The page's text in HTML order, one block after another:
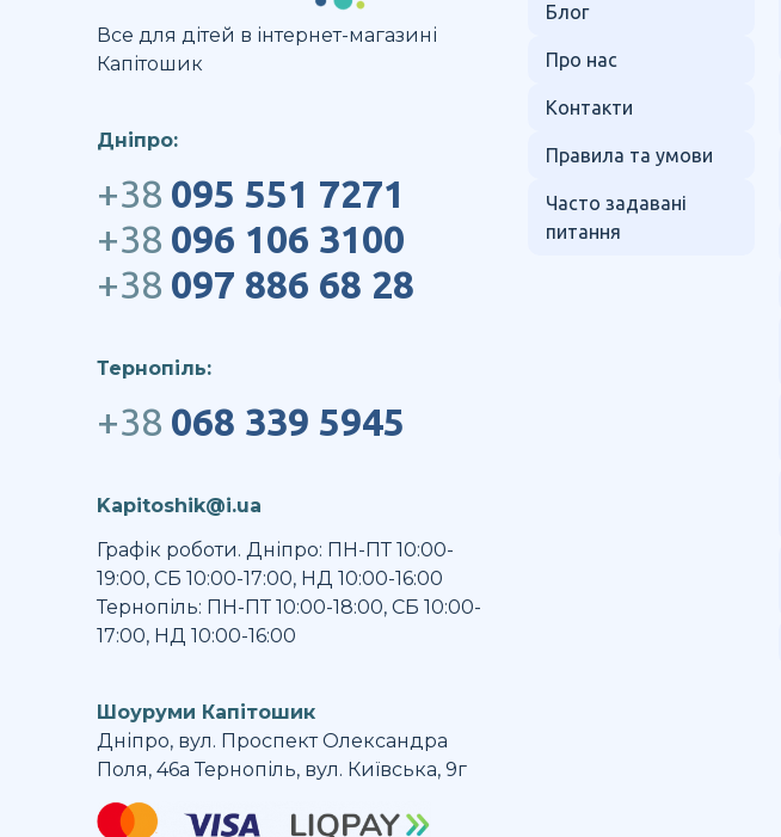
Все для дітей в інтернет-магазині
Капітошик
Дніпро:
+38 095 551 7271
+38 096 106 3100
+38 097 886 68 28
Тернопіль:
+38 068 339 5945
Kapitoshik@i.ua
Графік роботи. Дніпро: ПН-ПТ 10:00-
19:00, СБ 10:00-17:00, НД 10:00-16:00
Тернопіль: ПН-ПТ 10:00-18:00, СБ 10:00-
17:00, НД 10:00-16:00
Шоуруми Капітошик
Дніпро, вул. Проспект Олександра
Поля, 46а Тернопіль, вул. Київська, 9г
Блог
Про нас
Контакти
Правила та умови
Часто задавані
питання